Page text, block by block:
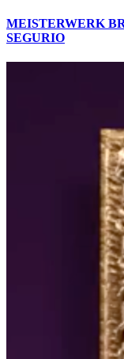
MEISTERWERK
SEGURIO